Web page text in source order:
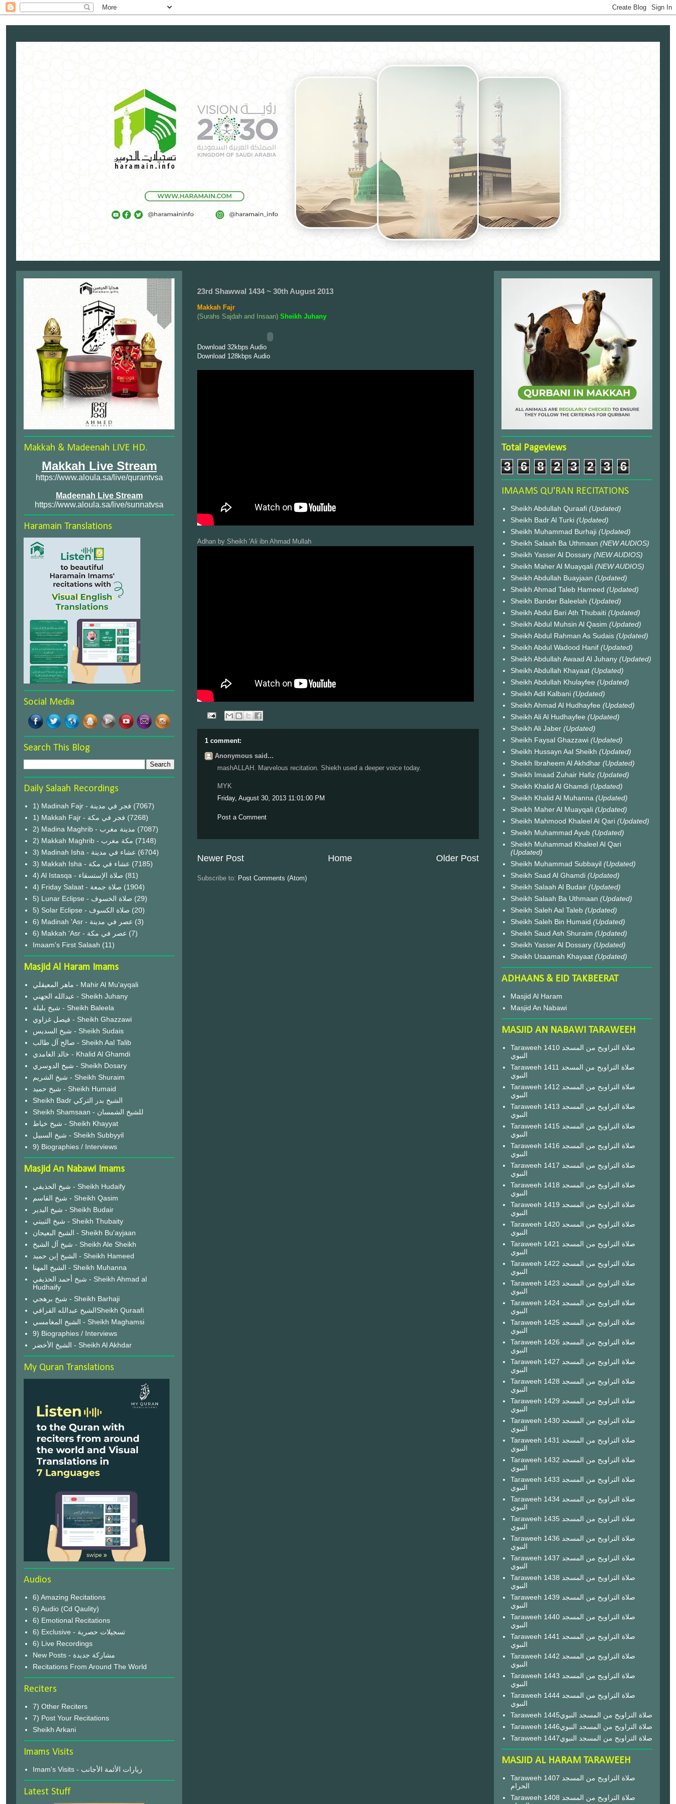
23rd Shawwal 1434 ~ 30th August 2013
Makkah Fajr
(Surahs Sajdah and Insaan) Sheikh Juhany
Download 32kbps Audio
Download 128kbps Audio
Adhan by Sheikh 'Ali ibn Ahmad Mullah
1 comment:
Anonymous said...
mashALLAH. Marvelous recitation. Shiekh used a deeper voice today.
MYK
Friday, August 30, 2013 11:01:00 PM
Post a Comment
Newer Post Older Post
Home
Subscribe to: Post Comments (Atom)
Makkah & Madeenah LIVE HD.
Makkah Live Stream
https://www.aloula.sa/live/qurantvsa
Madeenah Live Stream
https://www.aloula.sa/live/sunnatvsa
Haramain Translations
Social Media
Search This Blog
Daily Salaah Recordings
1) Madinah Fajr - فجر في مدينة (7067)
1) Makkah Fajr - فجر في مكة (7268)
2) Madina Maghrib - مدينة مغرب (7087)
2) Makkah Maghrib - مكة مغرب (7148)
3) Madinah Isha - عشاء في مدينة (6704)
3) Makkah Isha - عشاء في مكة (7185)
4) Al Istasqa - صلاة الإستسقاء (81)
4) Friday Salaat - صلاة جمعة (1904)
5) Lunar Eclipse - صلاة الخسوف (29)
(20)
6) Madinah 'Asr - عصر في مدينة (3)
6) Makkah 'Asr - عصر في مكة (7)
Imaam's First Salaah (11)
Masjid Al Haram Imams
ماهر المعيقلي - Mahir Al Mu'ayqali
عبدالله الجهني - Sheikh Juhany
شيخ بليلة - Sheikh Baleela
فيصل غزاوي - Sheikh Ghazzawi
شيخ السديس - Sheikh Sudais
صالح آل طالب - Sheikh Aal Talib
خالد الغامدي - Khalid Al Ghamdi
شيخ الدوسري - Sheikh Dosary
شيخ الشريم - Sheikh Shuraim
شيخ حميد - Sheikh Humaid
Sheikh Badr الشيخ بدر التركي
Sheikh Shamsaan - للشيخ الشمسان
شيخ خياط - Sheikh Khayyat
شيخ السبيل - Sheikh Subbyyil
9) Biographies / Interviews
Masjid An Nabawi Imams
شيخ الحذيفي - Sheikh Hudaify
شيخ القاسم - Sheikh Qasim
شيخ البدير - Sheikh Budair
شيخ الثبيتي - Sheikh Thubaity
الشيخ البعيجان - Sheikh Bu'ayjaan
شيخ آل الشيخ - Sheikh Ale Sheikh
الشيخ إبن حميد - Sheikh Hameed
الشيخ المهنا - Sheikh Muhanna
شيخ أحمد الحذيفي - Sheikh Ahmad al
Hudhaify
شيخ برهجي - Sheikh Barhaji
الشيخ عبدالله القرافيSheikh Quraafi
الشيخ المغامسي - Sheikh Maghamsi
9) Biographies / Interviews
الشيخ الأخضر - Sheikh Al Akhdar
My Quran Translations
Audios
6) Amazing Recitations
6) Audio (Cd Qaulity)
6) Emotional Recitations
6) Exclusive - تسجيلات حصرية
6) Live Recordings
New Posts - مشاركة جديدة
Recitations From Around The World
Reciters
7) Other Reciters
7) Post Your Recitations
Sheikh Arkani
Imams Visits
Imam's Visits - زيارات الأئمة الأجانب
Latest Stuff
Total Pageviews
3 6 8 2 3 2 3 6
IMAAMS QU'RAN RECITATIONS
Sheikh Abdullah Quraafi (Updated)
Sheikh Badr Al Turki (Updated)
Sheikh Muhammad Burhaji (Updated)
Sheikh Salaah Ba Uthmaan (NEW AUDIOS)
Sheikh Yasser Al Dossary (NEW AUDIOS)
Sheikh Maher Al Muayqali (NEW AUDIOS)
Sheikh Abdullah Buayjaan (Updated)
Sheikh Ahmad Taleb Hameed (Updated)
Sheikh Bander Baleelah (Updated)
Sheikh Abdul Bari Ath Thubaiti (Updated)
Sheikh Abdul Muhsin Al Qasim (Updated)
Sheikh Abdul Rahman As Sudais (Updated)
Sheikh Abdul Wadood Hanif (Updated)
Sheikh Abdullah Awaad Al Juhany (Updated)
Sheikh Abdullah Khayaat (Updated)
Sheikh Abdullah Khulayfee (Updated)
Sheikh Adil Kalbani (Updated)
Sheikh Ahmad Al Hudhayfee (Updated)
Sheikh Ali Al Hudhayfee (Updated)
Sheikh Ali Jaber (Updated)
Sheikh Faysal Ghazzawi (Updated)
Sheikh Hussayn Aal Sheikh (Updated)
Sheikh Ibraheem Al Akhdhar (Updated)
Sheikh Imaad Zuhair Hafiz (Updated)
Sheikh Khalid Al Ghamdi (Updated)
Sheikh Khalid Al Muhanna (Updated)
Sheikh Maher Al Muayqali (Updated)
Sheikh Mahmood Khaleel Al Qari (Updated)
Sheikh Muhammad Ayub (Updated)
Sheikh Muhammad Khaleel Al Qari
(Updated)
Sheikh Muhammad Subbayil (Updated)
Sheikh Saad Al Ghamdi (Updated)
Sheikh Salaah Al Budair (Updated)
Sheikh Salaah Ba Uthmaan (Updated)
Sheikh Saleh Aal Taleb (Updated)
Sheikh Saleh Bin Humaid (Updated)
Sheikh Saud Ash Shuraim (Updated)
Sheikh Yasser Al Dossary (Updated)
Sheikh Usaamah Khayaat (Updated)
ADHAANS & EID TAKBEERAT
Masjid Al Haram
Masjid An Nabawi
MASJID AN NABAWI TARAWEEH
Taraweeh 1410 صلاة التراويح من المسجد
النبوي
Taraweeh 1411 صلاة التراويح من المسجد
النبوي
Taraweeh 1412 صلاة التراويح من المسجد
النبوي
Taraweeh 1413 صلاة التراويح من المسجد
النبوي
Taraweeh 1415 صلاة التراويح من المسجد
النبوي
Taraweeh 1416 صلاة التراويح من المسجد
النبوي
Taraweeh 1417 صلاة التراويح من المسجد
النبوي
Taraweeh 1418 صلاة التراويح من المسجد
النبوي
Taraweeh 1419 صلاة التراويح من المسجد
النبوي
Taraweeh 1420 صلاة التراويح من المسجد
النبوي
Taraweeh 1421 صلاة التراويح من المسجد
النبوي
Taraweeh 1422 صلاة التراويح من المسجد
النبوي
Taraweeh 1423 صلاة التراويح من المسجد
النبوي
Taraweeh 1424 صلاة التراويح من المسجد
النبوي
Taraweeh 1425 صلاة التراويح من المسجد
النبوي
Taraweeh 1426 صلاة التراويح من المسجد
النبوي
Taraweeh 1427 صلاة التراويح من المسجد
النبوي
Taraweeh 1428 صلاة التراويح من المسجد
النبوي
Taraweeh 1429 صلاة التراويح من المسجد
النبوي
Taraweeh 1430 صلاة التراويح من المسجد
النبوي
Taraweeh 1431 صلاة التراويح من المسجد
النبوي
Taraweeh 1432 صلاة التراويح من المسجد
النبوي
Taraweeh 1433 صلاة التراويح من المسجد
النبوي
Taraweeh 1434 صلاة التراويح من المسجد
النبوي
Taraweeh 1435 صلاة التراويح من المسجد
النبوي
Taraweeh 1436 صلاة التراويح من المسجد
النبوي
Taraweeh 1437 صلاة التراويح من المسجد
النبوي
Taraweeh 1438 صلاة التراويح من المسجد
النبوي
Taraweeh 1439 صلاة التراويح من المسجد
النبوي
Taraweeh 1440 صلاة التراويح من المسجد
النبوي
Taraweeh 1441 صلاة التراويح من المسجد
النبوي
Taraweeh 1442 صلاة التراويح من المسجد
النبوي
Taraweeh 1443 صلاة التراويح من المسجد
النبوي
Taraweeh 1444 صلاة التراويح من المسجد
النبوي
Taraweeh 1445صلاة التراويح من المسجد النبوي
Taraweeh 1446صلاة التراويح من المسجد النبوي
Taraweeh 1447صلاة التراويح من المسجد النبوي
MASJID AL HARAM TARAWEEH
Taraweeh 1407 صلاة التراويح من المسجد
الحرام
Taraweeh 1408 صلاة التراويح من المسجد